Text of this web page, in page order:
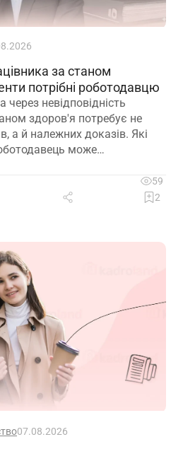
за станом
потрібні роботодавцю
через невідповідність
здоров'я потребує не
а й належних доказів. Які
може
далі
59
2
07.08.2026